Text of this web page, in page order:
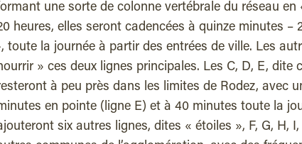
une sorte de colonne vertébrale du réseau en
heures, elles seront cadencées à quinze minutes –
toute la journée à partir des entrées de ville. Les
» ces deux lignes principales. Les C, D, E, dite
à peu près dans les limites de Rodez, avec
en pointe (ligne E) et à 40 minutes toute la
six autres lignes, dites « étoiles », F, G, H,